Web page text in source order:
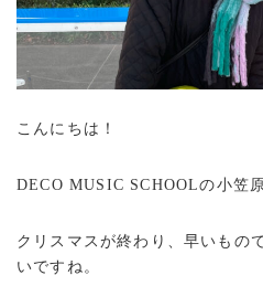
こんにちは！
DECO MUSIC SCHOOLの小笠
クリスマスが終わり、早いもの
いですね。